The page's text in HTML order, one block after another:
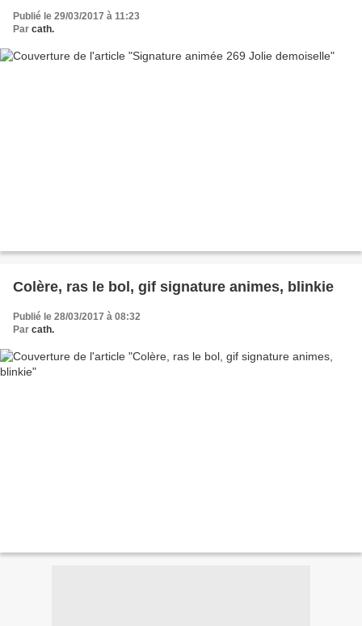
Publié le 29/03/2017 à 11:23
Par cath.
Colère, ras le bol, gif signature animes, blinkie
Publié le 28/03/2017 à 08:32
Par cath.